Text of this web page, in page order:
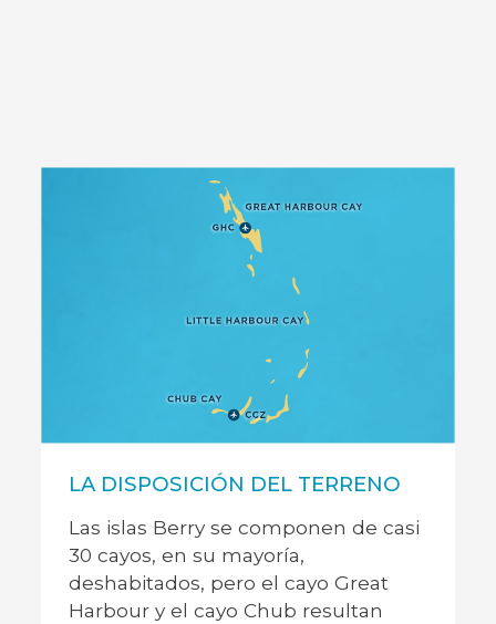
LA DISPOSICIÓN DEL TERRENO
Las islas Berry se componen de casi
30 cayos, en su mayoría,
deshabitados, pero el cayo Great
Harbour y el cayo Chub resultan
Cayo Great Harbour
Great Harbour es la isla más grande
de la cadena. Los vuelos comerciales
y privados aterrizan en el aeropuerto
de Great Harbour Cay y los
navegantes encontrarán aquí el
puerto más grande de las Berry.